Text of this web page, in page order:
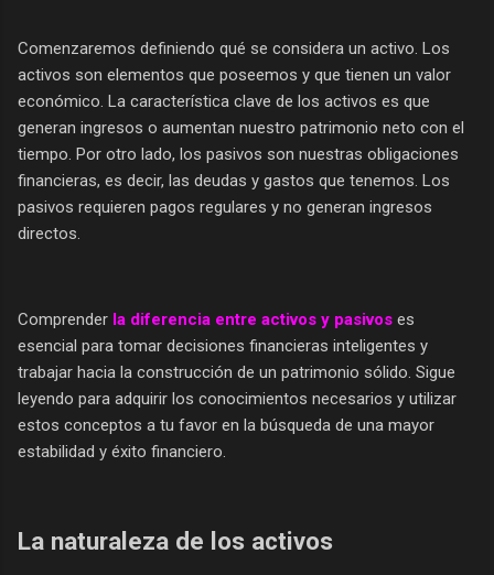
Comenzaremos definiendo qué se considera un activo. Los
activos son elementos que poseemos y que tienen un valor
económico. La característica clave de los activos es que
generan ingresos o aumentan nuestro patrimonio neto con el
tiempo. Por otro lado, los pasivos son nuestras obligaciones
financieras, es decir, las deudas y gastos que tenemos. Los
pasivos requieren pagos regulares y no generan ingresos
directos.
Comprender la diferencia entre activos y pasivos es
esencial para tomar decisiones financieras inteligentes y
trabajar hacia la construcción de un patrimonio sólido. Sigue
leyendo para adquirir los conocimientos necesarios y utilizar
estos conceptos a tu favor en la búsqueda de una mayor
estabilidad y éxito financiero.
La naturaleza de los activos